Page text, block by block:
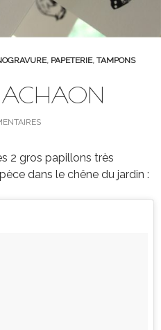
, PAPETERIE, TAMPONS
2 gros papillons très
dans le chêne du jardin :